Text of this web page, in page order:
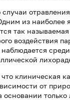
случаи
из наиболее
так
воздействия
наблюдается
клиническая
от
основании